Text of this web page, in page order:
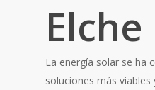
Elche
La energía solar se ha
soluciones más viables